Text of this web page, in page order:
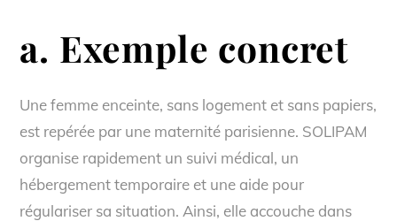
a. Exemple concret
Une femme enceinte, sans logement et sans papiers,
est repérée par une maternité parisienne. SOLIPAM
organise rapidement un suivi médical, un
hébergement temporaire et une aide pour
régulariser sa situation. Ainsi, elle accouche dans